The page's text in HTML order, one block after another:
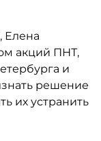
Елена
акций ПНТ,
и
решение
их устранить